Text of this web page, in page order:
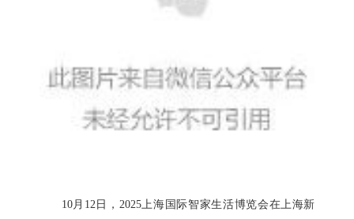
10月12日，2025上海国际智家生活博览会在上海新